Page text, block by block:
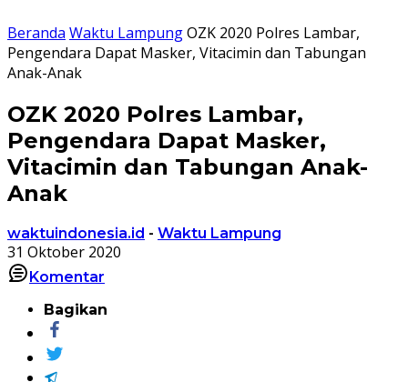
Beranda Waktu LampungOZK 2020 Polres Lambar,
Pengendara Dapat Masker, Vitacimin dan Tabungan
Anak-Anak
OZK 2020 Polres Lambar,
Pengendara Dapat Masker,
Vitacimin dan Tabungan Anak-
Anak
waktuindonesia.id - Waktu Lampung
31 Oktober 2020
Komentar
Bagikan